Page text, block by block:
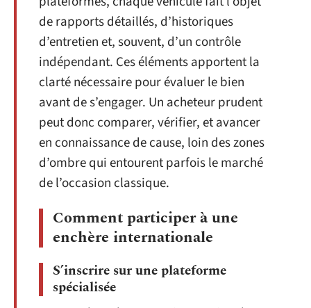
de rapports détaillés, d’historiques
d’entretien et, souvent, d’un contrôle
indépendant. Ces éléments apportent la
clarté nécessaire pour évaluer le bien
avant de s’engager. Un acheteur prudent
peut donc comparer, vérifier, et avancer
en connaissance de cause, loin des zones
d’ombre qui entourent parfois le marché
de l’occasion classique.
Comment participer à une
enchère internationale
S’inscrire sur une plateforme
spécialisée